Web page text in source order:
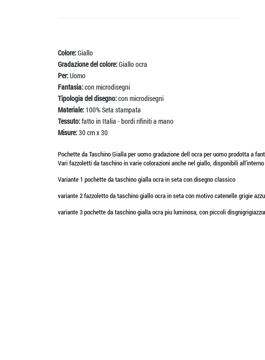
Colore:Giallo
Gradazione del colore:Giallo ocra
Per:Uomo
Fantasia:con microdisegni
Tipologia del disegno:con microdisegni
Materiale: 100% Seta stampata
Tessuto:fatto in Italia - bordi rifiniti a mano
Misure:30 cm x 30
Pochette da Taschino Gialla per uomo gradazione dell ocra per uomo prodotta a
Vari fazzoletti da taschino in varie colorazioni anche nel giallo, disponibili
Variante 1 pochette da taschino gialla ocra in seta con disegno classico
variante 2 fazzoletto da taschino giallo ocra in seta con motivo catenelle grigie
variante 3 pochette da taschino gialla ocra piu luminosa, con piccoli